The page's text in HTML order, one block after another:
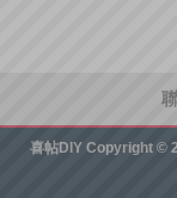
喜帖DIY Copyright ©